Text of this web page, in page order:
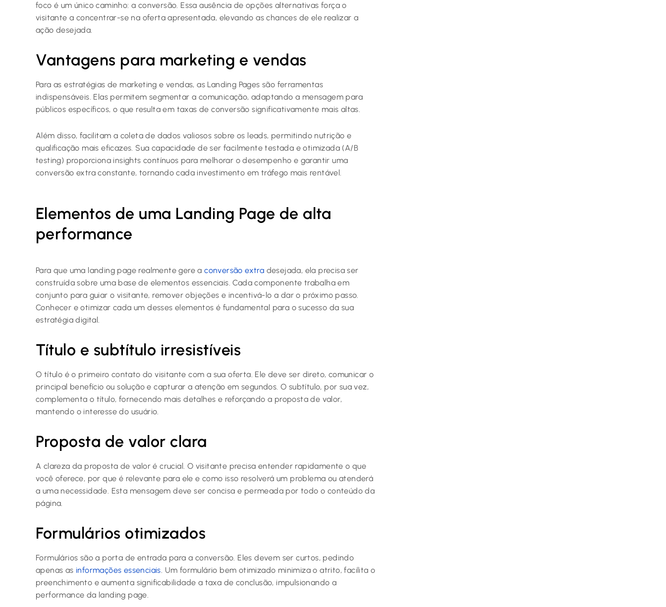
foco é um único caminho: a conversão. Essa ausência de opções alternativas força o
visitante a concentrar-se na oferta apresentada, elevando as chances de ele realizar a
ação desejada.
Vantagens para marketing e vendas
Para as estratégias de marketing e vendas, as Landing Pages são ferramentas
indispensáveis. Elas permitem segmentar a comunicação, adaptando a mensagem para
públicos específicos, o que resulta em taxas de conversão significativamente mais altas.
Além disso, facilitam a coleta de dados valiosos sobre os leads, permitindo nutrição e
qualificação mais eficazes. Sua capacidade de ser facilmente testada e otimizada (A/B
testing) proporciona insights contínuos para melhorar o desempenho e garantir uma
conversão extra constante, tornando cada investimento em tráfego mais rentável.
Elementos de uma Landing Page de alta
performance
Para que uma landing page realmente gere aconversão extra desejada, ela precisa ser
construída sobre uma base de elementos essenciais. Cada componente trabalha em
conjunto para guiar o visitante, remover objeções e incentivá-lo a dar o próximo passo.
Conhecer e otimizar cada um desses elementos é fundamental para o sucesso da sua
estratégia digital.
Título e subtítulo irresistíveis
O título é o primeiro contato do visitante com a sua oferta. Ele deve ser direto, comunicar o
principal benefício ou solução e capturar a atenção em segundos. O subtítulo, por sua vez,
complementa o título, fornecendo mais detalhes e reforçando a proposta de valor,
mantendo o interesse do usuário.
Proposta de valor clara
A clareza da proposta de valor é crucial. O visitante precisa entender rapidamente o que
você oferece, por que é relevante para ele e como isso resolverá um problema ou atenderá
a uma necessidade. Esta mensagem deve ser concisa e permeada por todo o conteúdo da
página.
Formulários otimizados
Formulários são a porta de entrada para a conversão. Eles devem ser curtos, pedindo
apenas as informações essenciais. Um formulário bem otimizado minimiza o atrito, facilita o
preenchimento e aumenta significabilidade a taxa de conclusão, impulsionando a
performance da landing page.